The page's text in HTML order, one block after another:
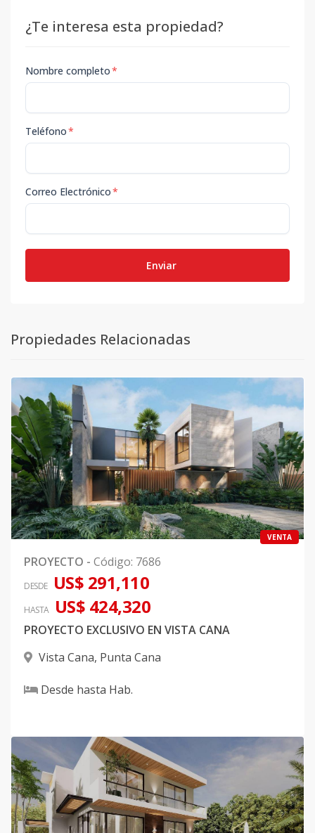
¿Te interesa esta propiedad?
Nombre completo*
Teléfono*
Correo Electrónico*
Enviar
Propiedades Relacionadas
VENTA
PROYECTO - Código: 7686
DESDE US$ 291,110
HASTA US$ 424,320
PROYECTO EXCLUSIVO EN VISTA CANA
Vista Cana, Punta Cana
Desde hasta Hab.